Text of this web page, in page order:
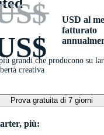
USD al
fatturato
grandi che producono su
creativa
Prova gratuita di 7 giorni
più: